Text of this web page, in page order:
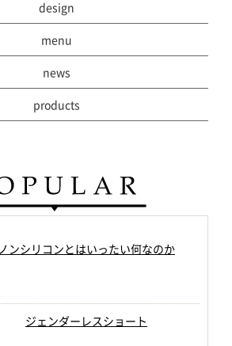
design
menu
news
products
ノンシリコンとはいったい何なのか
ジェンダーレスショート